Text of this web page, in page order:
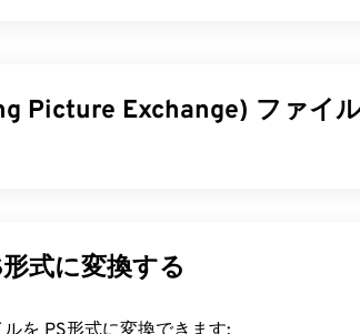
Picture Exchange) ファイ
となくデジタル形式に変換するために使
像形式です。
式に変換する